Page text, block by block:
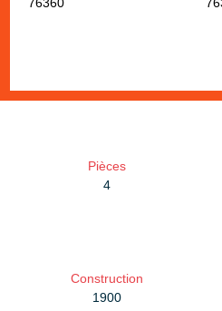
Pièces
4
Construction
1900